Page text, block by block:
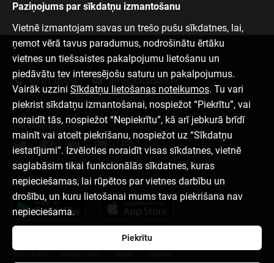
Paziņojums par sīkdatņu izmantošanu
Vietnē izmantojam savas un trešo pušu sīkdatnes, lai,
ņemot vērā tavus paradumus, nodrošinātu ērtāku
vietnes un tiešsaistes pakalpojumu lietošanu un
piedāvātu tev interesējošu saturu un pakalpojumus.
Vairāk uzzini Sīkdatņu lietošanas noteikumos. Tu vari
piekrist sīkdatņu izmantošanai, nospiežot “Piekrītu”, vai
noraidīt tās, nospiežot “Nepiekrītu”, kā arī jebkurā brīdī
mainīt vai atcelt piekrišanu, nospiežot uz “Sīkdatņu
iestatījumi”. Izvēloties noraidīt visas sīkdatnes, vietnē
saglabāsim tikai funkcionālās sīkdatnes, kuras
nepieciešamas, lai rūpētos par vietnes darbību un
drošību, un kuru lietošanai mums tava piekrišana nav
nepieciešama.
Piekrītu
Sazinies ar mums
6701 0000 info@citadele.lv
Mēs sociālajos tīklos
Lejupielādēt aplikāciju